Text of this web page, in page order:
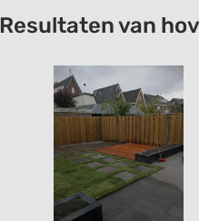
Resultaten van